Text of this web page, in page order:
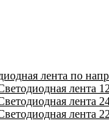
лента по
лента
лента
лента